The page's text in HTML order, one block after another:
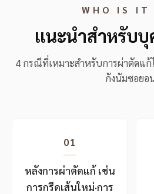
WHO IS IT
แนะนำสำหรับบุ
4 กรณีที่เหมาะสำหรับการผ่าตัดแ
กังนัมซอยอ
01
หลังการผ่าตัดแก้ เช่น
การกรีดเส้นใหม่·การ